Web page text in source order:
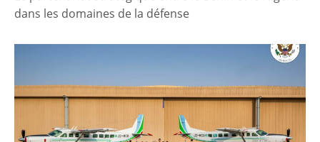
dans les domaines de la défense